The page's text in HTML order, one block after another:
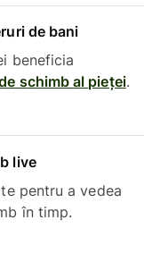
de bani
beneficia
schimb al pieței.
live
pentru a vedea
în timp.